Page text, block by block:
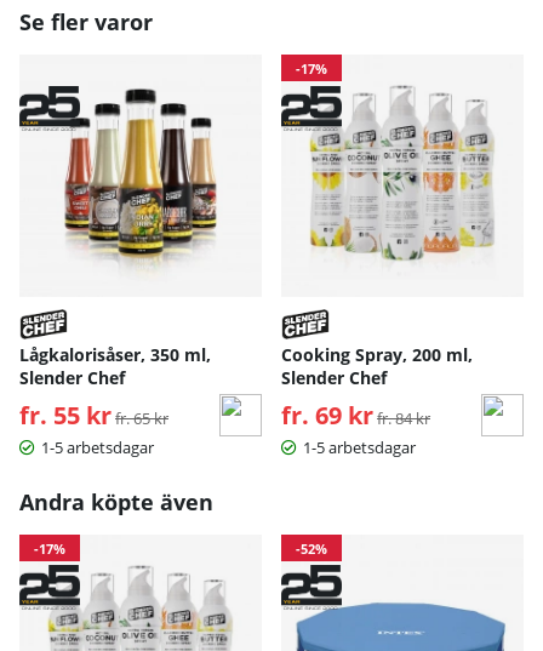
Se fler varor
Lågkalorisåser, 350 ml,
Slender Chef
fr. 55 kr Ordinarie pris:
fr. 65 kr
1-5 arbetsdagar
-17%
Cooking Spray, 200 ml,
Slender Chef
fr. 69 kr Ordinarie pris:
fr. 84 kr
1-5 arbetsdagar
Andra köpte även
-17% -52%